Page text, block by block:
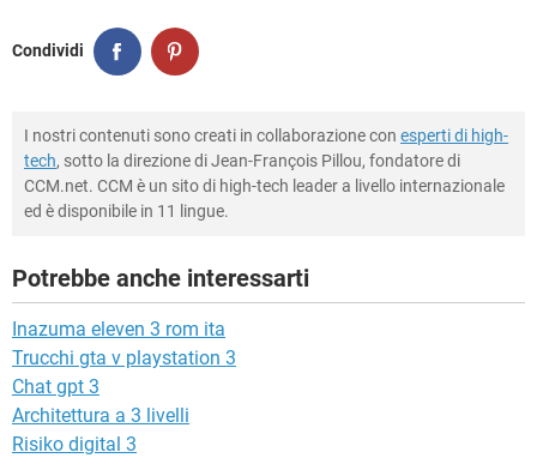
Condividi
I nostri contenuti sono creati in collaborazione con esperti di high-
tech, sotto la direzione di Jean-François Pillou, fondatore di
CCM.net. CCM è un sito di high-tech leader a livello internazionale
ed è disponibile in 11 lingue.
Potrebbe anche interessarti
Inazuma eleven 3 rom ita
Trucchi gta v playstation 3
Chat gpt 3
Architettura a 3 livelli
Risiko digital 3